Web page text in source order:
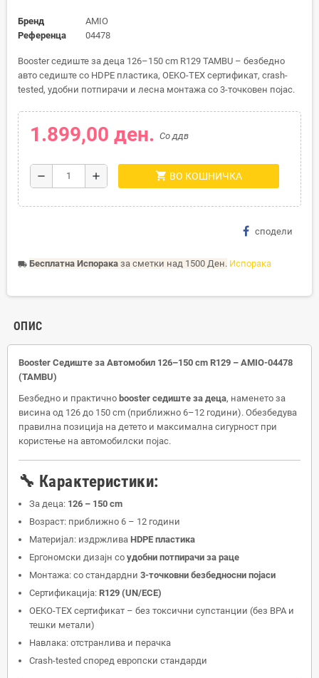
Бренд
AMIO
Референца
04478
Booster седиште за деца 126–150 cm R129 TAMBU – безбедно
авто седиште со HDPE пластика, OEKO-TEX сертификат, crash-
tested, удобни потпирачи и лесна монтажа со 3-точковен појас.
1.899,00 ден. Со ддв
remove add shopping_cart ВО КОШНИЧКА
сподели
local_shipping Бесплатна Испорака за сметки над 1500 Ден. Испорака
ОПИС
Booster Седиште за Автомобил 126–150 cm R129 – AMIO-04478
(TAMBU)
Безбедно и практично booster седиште за деца, наменето за
висина од 126 до 150 cm (приближно 6–12 години). Обезбедува
правилна позиција на детето и максимална сигурност при
користење на автомобилски појас.
🔧 Карактеристики:
За деца: 126 – 150 cm
Возраст: приближно 6 – 12 години
Материјал: издржлива HDPE пластика
Ергономски дизајн со удобни потпирачи за раце
Монтажа: со стандардни 3-точковни безбедносни појаси
Сертификација: R129 (UN/ECE)
OEKO-TEX сертификат – без токсични супстанции (без BPA и
тешки метали)
Навлака: отстранлива и перачка
Crash-tested според европски стандарди